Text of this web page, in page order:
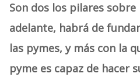
Son dos los pilares sobre
adelante, habrá de
las pymes, y más con la
pyme es capaz de hacer